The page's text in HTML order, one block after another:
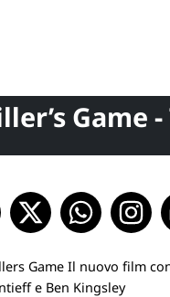
Game
Game Il nuovo film
e Ben Kingsley